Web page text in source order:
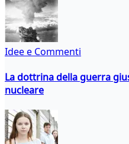
Idee e Commenti
La dottrina della guerra
nucleare